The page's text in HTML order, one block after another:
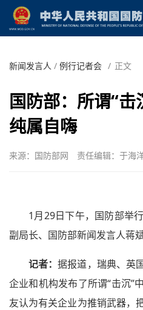
新闻发言人 / 例行记者会 / 正文
国防部：所谓“
纯属自嗨
来源：国防部网 责任编辑：于海
1月29日下午，国防部举
副局长、国防部新闻发言人蒋
记者：据报道，瑞典、英
企业和机构发布了所谓“击沉”
友认为有关企业为推销武器，